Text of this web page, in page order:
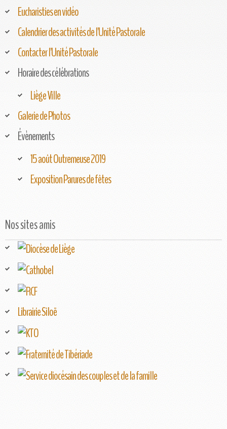
Eucharisties en vidéo
Calendrier des activités de l'Unité Pastorale
Contacter l'Unité Pastorale
Horaire des célébrations
Liège Ville
Galerie de Photos
Évènements
15 août Outremeuse 2019
Exposition Parures de fêtes
Nos sites amis
Librairie Siloë